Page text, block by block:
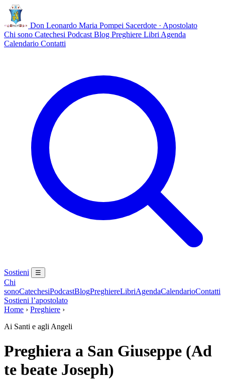
Don Leonardo Maria Pompei Sacerdote · Apostolato
Chi sono Catechesi Podcast Blog Preghiere Libri Agenda
Calendario Contatti
Sostieni ☰
Chi
sonoCatechesiPodcastBlogPreghiereLibriAgendaCalendarioContatti
Sostieni l’apostolato
Home › Preghiere ›
Ai Santi e agli Angeli
Preghiera a San Giuseppe (Ad
te beate Joseph)